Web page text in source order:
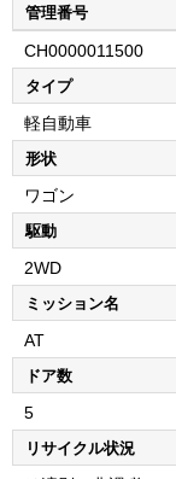
管理番号
CH0000011500
タイプ
軽自動車
形状
ワゴン
駆動
2WD
ミッション名
AT
ドア数
5
リサイクル状況